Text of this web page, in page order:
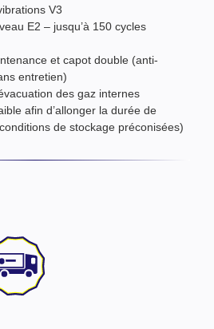
V3
E2 – jusqu’à 150 cycles
et capot double (anti-
entretien)
des gaz internes
afin d’allonger la durée de
de stockage préconisées)